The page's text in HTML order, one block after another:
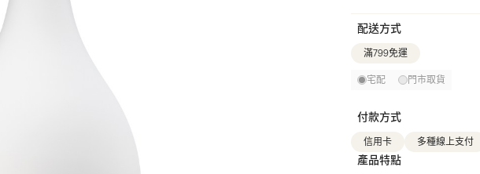
配送方式
滿799免運
宅配 門市取貨
付款方式
信用卡 多種線上支付
產品特點